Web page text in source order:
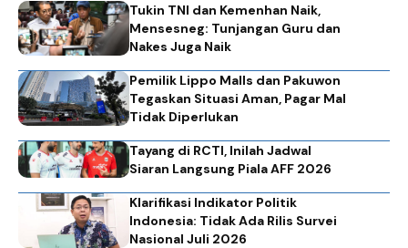
Tukin TNI dan Kemenhan Naik,
Mensesneg: Tunjangan Guru dan
Nakes Juga Naik
Pemilik Lippo Malls dan Pakuwon
Tegaskan Situasi Aman, Pagar Mal
Tidak Diperlukan
Tayang di RCTI, Inilah Jadwal
Siaran Langsung Piala AFF 2026
Klarifikasi Indikator Politik
Indonesia: Tidak Ada Rilis Survei
Nasional Juli 2026